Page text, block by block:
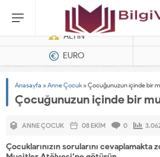
Dizel Jeneratörler
ALTIN
EURO
Anasayfa »Anne Çocuk »Çocuğunuzun içinde bir
Çocuğunuzun içinde bir
ANNE ÇOCUK 08 EKIM 0
Çocuklarınızın sorularını cevaplamakta